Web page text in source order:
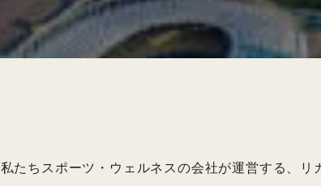
私たちスポーツ・ウェルネスの会社が運営する、